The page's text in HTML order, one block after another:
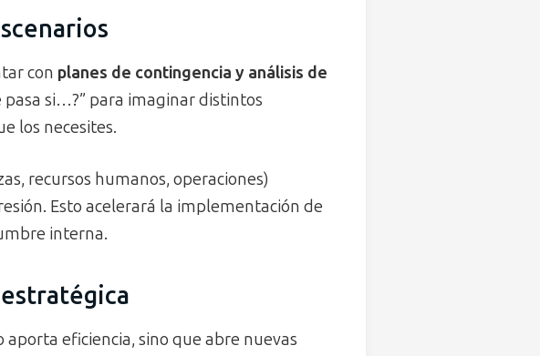
con planes de contingencia y análisis de
pasa si…?” para imaginar distintos
los necesites.
recursos humanos, operaciones)
Esto acelerará la implementación de
interna.
eficiencia, sino que abre nuevas